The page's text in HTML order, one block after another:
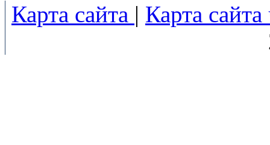
Карта сайта | Карта сайта